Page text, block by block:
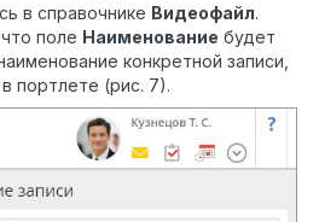
в справочнике Видеофайл.
поле Наименование будет
конкретной записи,
портлете (рис. 7).